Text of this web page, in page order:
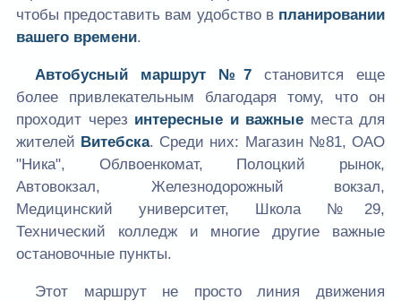
чтобы предоставить вам удобство в планировании
вашего времени.
Автобусный маршрут №7 становится еще
более привлекательным благодаря тому, что он
проходит через интересные и важные места для
жителей Витебска. Среди них: Магазин №81, ОАО
"Ника", Облвоенкомат, Полоцкий рынок,
Автовокзал, Железнодорожный вокзал,
Медицинский университет, Школа №29,
Технический колледж и многие другие важные
остановочные пункты.
Этот маршрут не просто линия движения